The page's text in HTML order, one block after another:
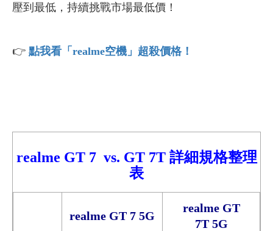
壓到最低，持續挑戰市場最低價！
👉 點我看「realme空機」超殺價格！
realme GT 7 vs. GT 7T詳細規格整理
表
realme GT 7 5G
realme GT
7T 5G